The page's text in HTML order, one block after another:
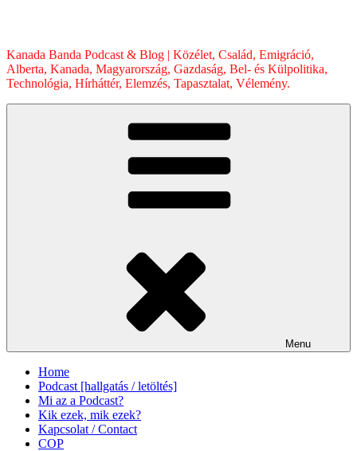
Kanada Banda Podcast & Blog | Közélet, Család, Emigráció,
Alberta, Kanada, Magyarország, Gazdaság, Bel- és Külpolitika,
Technológia, Hírháttér, Elemzés, Tapasztalat, Vélemény.
Menu
Home
Podcast [hallgatás / letöltés]
Mi az a Podcast?
Kik ezek, mik ezek?
Kapcsolat / Contact
COP